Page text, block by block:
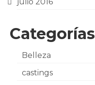
Categorías
Belleza
castings